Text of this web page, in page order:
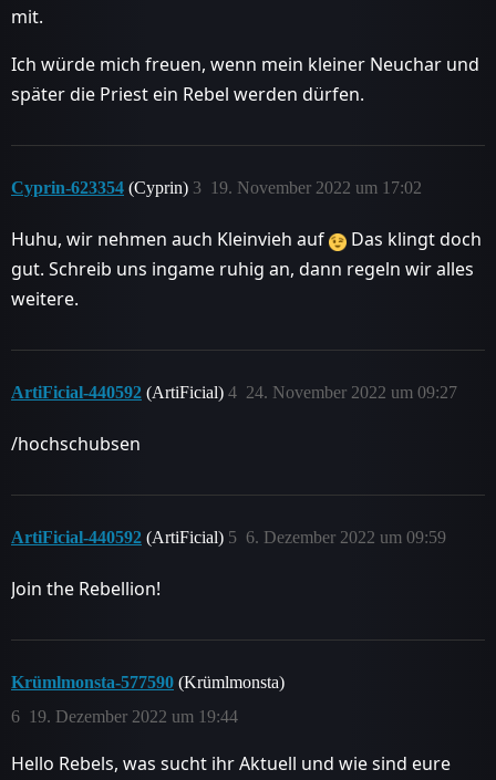
mit.
Ich würde mich freuen, wenn mein kleiner Neuchar und
später die Priest ein Rebel werden dürfen.
Cyprin-623354 (Cyprin) 19. November 2022 um 17:02
3
Huhu, wir nehmen auch Kleinvieh auf
Das klingt doch
gut. Schreib uns ingame ruhig an, dann regeln wir alles
weitere.
ArtiFicial-440592 (ArtiFicial) 24. November 2022 um 09:27
4
/hochschubsen
ArtiFicial-440592 (ArtiFicial) 6. Dezember 2022 um 09:59
5
Join the Rebellion!
Krümlmonsta-577590 (Krümlmonsta)
19. Dezember 2022 um 19:44
6
Hello Rebels, was sucht ihr Aktuell und wie sind eure